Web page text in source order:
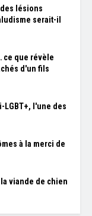
lésions
serait-il
ce que révèle
d'un fils
LGBT+, l'une des
à la merci de
viande de chien